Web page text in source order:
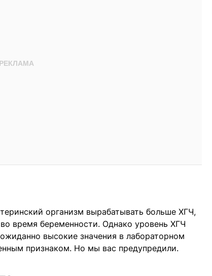
организм вырабатывать больше ХГЧ,
время беременности. Однако уровень ХГЧ
высокие значения в лабораторном
признаком. Но мы вас предупредили.